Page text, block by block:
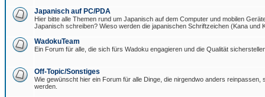
Japanisch auf PC/PDA
Hier bitte alle Themen rund um Japanisch auf dem Computer und mobilen
Japanisch schreiben? Wieso werden die japanischen Schriftzeichen (Kana und
WadokuTeam
Ein Forum für alle, die sich fürs Wadoku engagieren und die Qualität
Off-Topic/Sonstiges
Wie gewünscht hier ein Forum für alle Dinge, die nirgendwo anders reinpassen,
werden.